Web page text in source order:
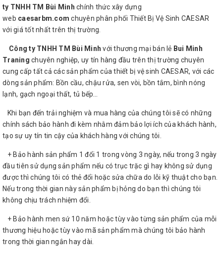
ty TNHH TM Bùi Minh chính thức xây dựng
web caesarbm.com chuyên phân phối Thiết Bị Vệ Sinh CAESAR
với giá tốt nhất trên thị trường.
Công ty TNHH TM Bùi Minh với thương mại bán lẻ Bui Minh
Traning chuyên nghiệp, uy tín hàng đầu trên thị trường chuyên
cung cấp tất cả các sản phẩm của thiết bị vệ sinh CAESAR, với các
dòng sản phẩm: Bồn cầu, chậu rửa, sen vòi, bồn tắm, bình nóng
lạnh, gạch ngoại thất, tủ bếp…
Khi bạn đến trải nghiệm và mua hàng của chúng tôi sẽ có những
chính sách bảo hành đi kèm nhằm đảm bảo lợi ích của khách hành,
tạo sự uy tín tin cậy của khách hàng với chúng tôi.
+ Bảo hành sản phẩm 1 đổi 1 trong vòng 3 ngày, nếu trong 3 ngày
đầu tiên sử dụng sản phẩm nếu có trục trặc gì hay không sử dụng
được thì chúng tôi có thẻ đổi hoặc sửa chữa do lỗi kỹ thuật cho bạn.
Nếu trong thời gian này sản phẩm bị hỏng do bạn thì chúng tôi
không chịu trách nhiệm đổi.
+ Bảo hành men sứ 10 năm hoặc tùy vào từng sản phẩm của mỗi
thương hiệu hoặc tùy vào mã sản phẩm mà chúng tôi bảo hành
trong thời gian ngắn hay dài.